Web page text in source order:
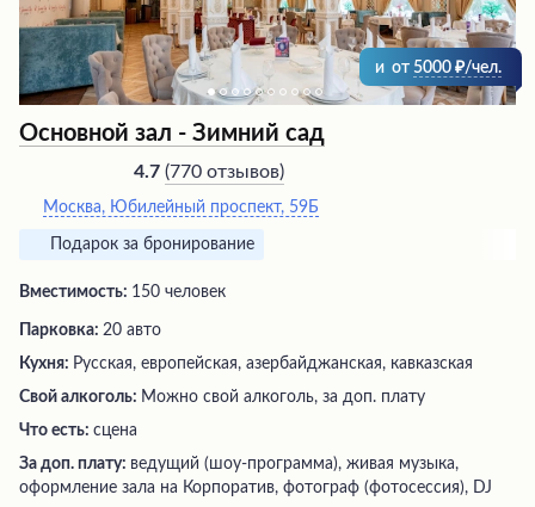
и от 5000 /чел.
Основной зал - Зимний сад
4.7 (770 отзывов)
Москва, Юбилейный проспект, 59Б
Подарок за бронирование
Вместимость: 150 человек
Парковка: 20 авто
Кухня: Русская, европейская, азербайджанская, кавказская
Свой алкоголь: Можно свой алкоголь, за доп. плату
Что есть: сцена
За доп. плату: ведущий (шоу-программа), живая музыка,
оформление зала на Корпоратив, фотограф (фотосессия), DJ